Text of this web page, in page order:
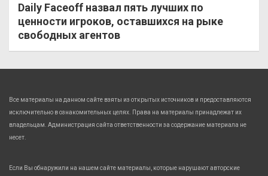
Daily Faceoff назвал пять лучших по
ценности игроков, оставшихся на рыке
свободных агентов
Все материалы на данном сайте взяты из открытых источников и предоставляются
исключительно в ознакомительных целях. Права на материалы принадлежат их
владельцам. Администрация сайта ответственности за содержание материала не
несет.
Если Вы обнаружили на нашем сайте материалы, которые нарушают авторские